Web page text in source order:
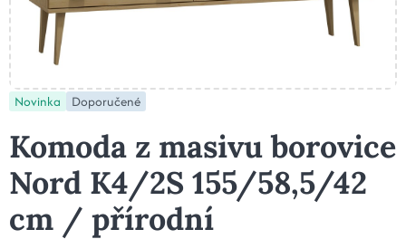
Novinka Doporučené
Komoda z masivu borovice
Nord K4/2S 155/58,5/42
cm / přírodní